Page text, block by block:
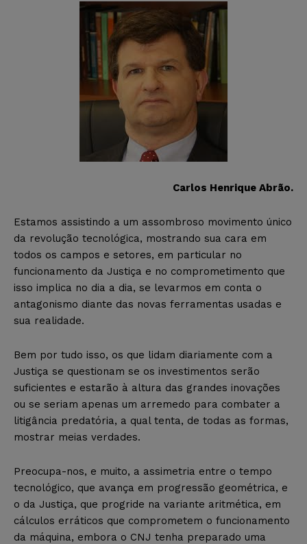
Carlos Henrique Abrão.
Estamos assistindo a um assombroso movimento único
da revolução tecnológica, mostrando sua cara em
todos os campos e setores, em particular no
funcionamento da Justiça e no comprometimento que
isso implica no dia a dia, se levarmos em conta o
antagonismo diante das novas ferramentas usadas e
sua realidade.
Bem por tudo isso, os que lidam diariamente com a
Justiça se questionam se os investimentos serão
suficientes e estarão à altura das grandes inovações
ou se seriam apenas um arremedo para combater a
litigância predatória, a qual tenta, de todas as formas,
mostrar meias verdades.
Preocupa-nos, e muito, a assimetria entre o tempo
tecnológico, que avança em progressão geométrica, e
o da Justiça, que progride na variante aritmética, em
cálculos erráticos que comprometem o funcionamento
da máquina, embora o CNJ tenha preparado uma